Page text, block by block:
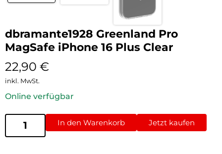
dbramante1928 Greenland Pro
MagSafe iPhone 16 Plus Clear
22,90 €
inkl. MwSt.
Online verfügbar
In den Warenkorb Jetzt kaufen